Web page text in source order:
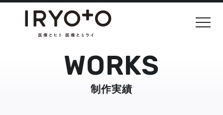
WORKS
制作実績